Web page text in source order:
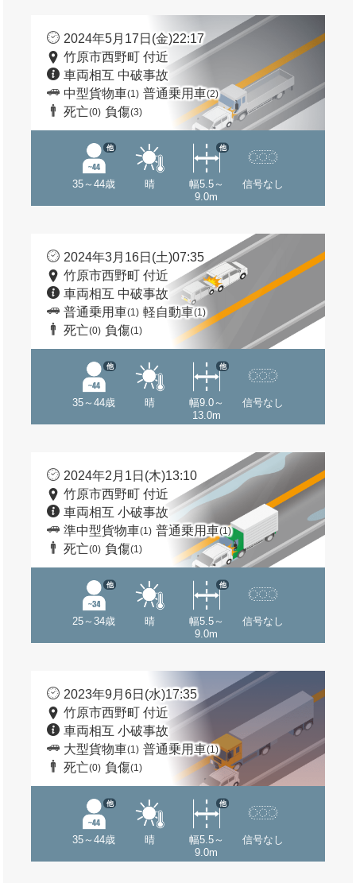
2024年5月17日(金)22:17
竹原市西野町 付近
車両相互 中破事故
中型貨物車(1) 普通乗用車(2)
死亡(0) 負傷(3)
35～44歳
他
晴
幅5.5～
9.0m
他
信号なし
2024年3月16日(土)07:35
竹原市西野町 付近
車両相互 中破事故
普通乗用車(1) 軽自動車(1)
死亡(0) 負傷(1)
35～44歳
他
晴
幅9.0～
13.0m
他
信号なし
2024年2月1日(木)13:10
竹原市西野町 付近
車両相互 小破事故
準中型貨物車(1) 普通乗用車(1)
死亡(0) 負傷(1)
25～34歳
他
晴
幅5.5～
9.0m
他
信号なし
2023年9月6日(水)17:35
竹原市西野町 付近
車両相互 小破事故
大型貨物車(1) 普通乗用車(1)
死亡(0) 負傷(1)
35～44歳
他
晴
幅5.5～
9.0m
他
信号なし